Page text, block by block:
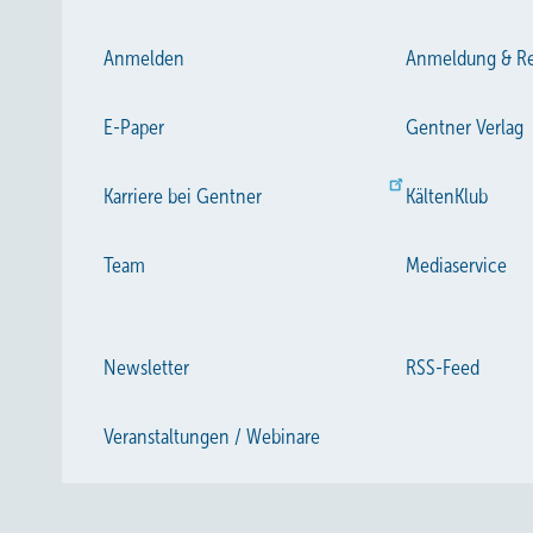
Anmelden Anmeldung &
E-Paper Gentner Verlag
Karriere bei Gentner KältenKlub
Team Mediaservice
Newsletter RSS-Feed
Veranstaltungen / Webinare